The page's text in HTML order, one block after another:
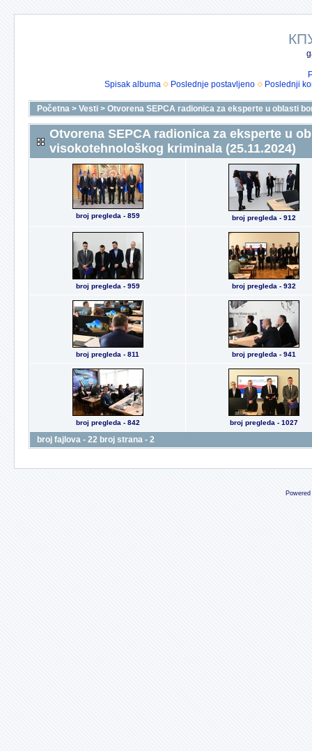
Spisak albuma
Poslednje postavljeno Poslednji
Početna > Vesti > Otvorena SEPCA radionica za eksperte u oblasti
Otvorena SEPCA radionica za eksperte u
visokotehnološkog kriminala (25.11.2024)
broj pregleda - 859 broj pregleda - 912
broj pregleda - 959 broj pregleda - 932
broj pregleda - 811 broj pregleda - 941
broj pregleda - 842 broj pregleda - 1027
broj fajlova - 22 broj strana - 2